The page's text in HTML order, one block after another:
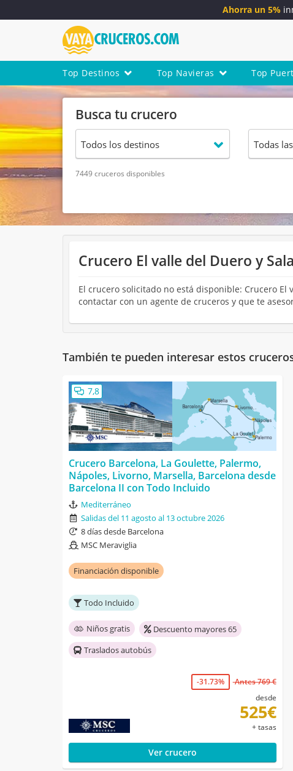
Ahorra un 5%
Top Destinos Top Navieras Top
Busca tu crucero
7449 cruceros disponibles
Crucero El valle del Duero y
El crucero solicitado no está disponible: Crucero
contactar con un agente de cruceros y que te
También te pueden interesar estos
7,8
Crucero Barcelona, La Goulette, Palermo,
Nápoles, Livorno, Marsella, Barcelona desde
Barcelona II con Todo Incluido
Mediterráneo
Salidas del 11 agosto al 13 octubre 2026
8 días desde Barcelona
MSC Meraviglia
Financiación disponible
Todo Incluido
Niños gratis
Descuento mayores 65
Traslados autobús
-31.73%
Antes 769 €
desde
525€
+ tasas
Ver crucero